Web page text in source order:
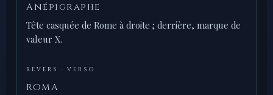
Anépigraphe
Tête casquée de Rome à droite ; derrière, marque de
valeur X.
REVERS · VERSO
ROMA